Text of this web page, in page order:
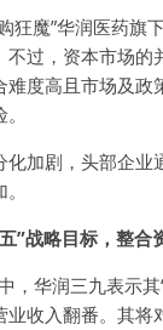
狂魔”华润医药旗
不过，资本市场的
难度高且市场及政
化加剧，头部企业
”战略目标，整合
，华润三九表示其
业收入翻番。其将